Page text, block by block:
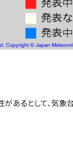
あるとして、気象